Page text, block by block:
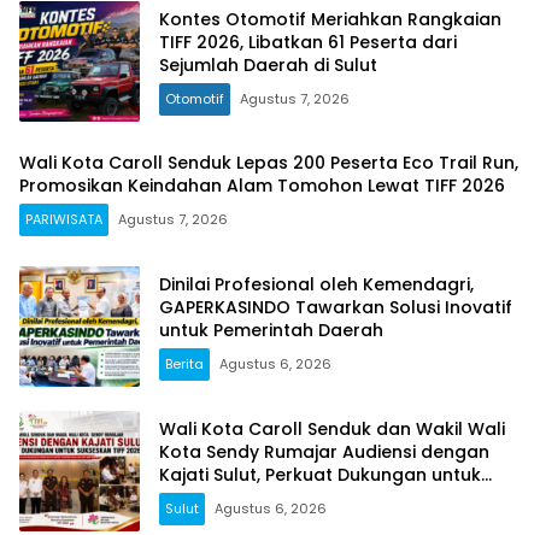
Kontes Otomotif Meriahkan Rangkaian
TIFF 2026, Libatkan 61 Peserta dari
Sejumlah Daerah di Sulut
Otomotif Agustus 7, 2026
Wali Kota Caroll Senduk Lepas 200 Peserta Eco Trail Run,
Promosikan Keindahan Alam Tomohon Lewat TIFF 2026
PARIWISATA Agustus 7, 2026
Dinilai Profesional oleh Kemendagri,
GAPERKASINDO Tawarkan Solusi Inovatif
untuk Pemerintah Daerah
Berita Agustus 6, 2026
Wali Kota Caroll Senduk dan Wakil Wali
Kota Sendy Rumajar Audiensi dengan
Kajati Sulut, Perkuat Dukungan untuk
Sukseskan TIFF 2026
Sulut Agustus 6, 2026